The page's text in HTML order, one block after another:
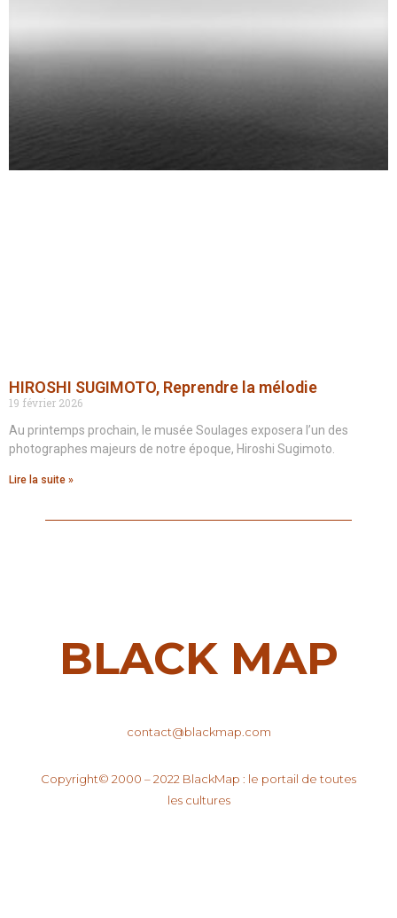
HIROSHI SUGIMOTO, Reprendre la mélodie
19 février 2026
Au printemps prochain, le musée Soulages exposera l’un des
photographes majeurs de notre époque, Hiroshi Sugimoto.
Lire la suite »
BLACK MAP
contact@blackmap.com
Copyright© 2000 – 2022 BlackMap : le portail de toutes
les cultures